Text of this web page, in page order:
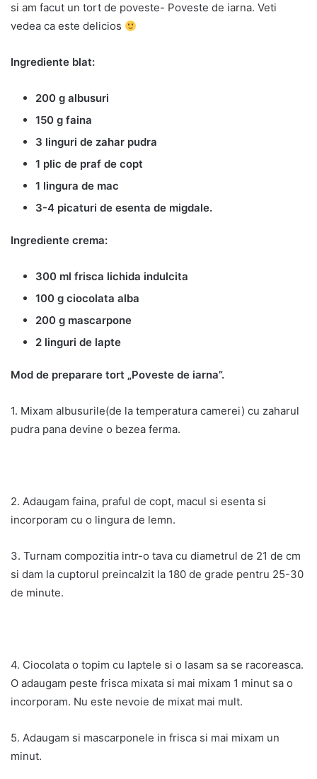
si am facut un tort de poveste- Poveste de iarna. Veti
vedea ca este delicios
Ingrediente blat:
200 g albusuri
150 g faina
3 linguri de zahar pudra
1 plic de praf de copt
1 lingura de mac
3-4 picaturi de esenta de migdale.
Ingrediente crema:
300 ml frisca lichida indulcita
100 g ciocolata alba
200 g mascarpone
2 linguri de lapte
Mod de preparare tort „Poveste de iarna”.
1. Mixam albusurile(de la temperatura camerei) cu zaharul
pudra pana devine o bezea ferma.
2. Adaugam faina, praful de copt, macul si esenta si
incorporam cu o lingura de lemn.
3. Turnam compozitia intr-o tava cu diametrul de 21 de cm
si dam la cuptorul preincalzit la 180 de grade pentru 25-30
de minute.
4. Ciocolata o topim cu laptele si o lasam sa se racoreasca.
O adaugam peste frisca mixata si mai mixam 1 minut sa o
incorporam. Nu este nevoie de mixat mai mult.
5. Adaugam si mascarponele in frisca si mai mixam un
minut.